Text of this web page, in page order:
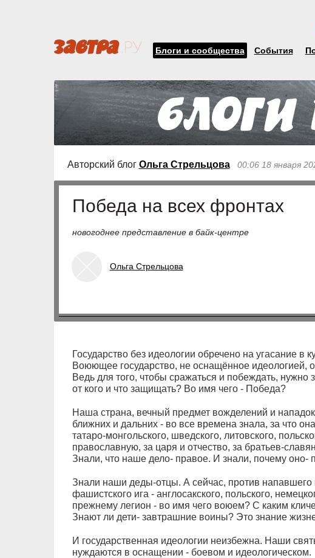
Блоги и сообщества События
Авторский блог Ольга Стрельцова 00:06 18 января
Победа на всех фронтах
новогоднее представление в байк-центре
Ольга Стрельцова
Государство без идеологии обречено на угасание в
Воюющее государство, не оснащённое идеологией,
Ведь для того, чтобы сражаться и побеждать, нужно
от кого и что защищать? Во имя чего - Победа?
Наша страна, вечный предмет вожделений и
ближних и дальних - во все времена знала, за что
татаро-монгольского, шведского, литовского,
православную, за царя и отчество, за братьев-
Знали, что наше дело- правое. И знали, почему оно-
Знали наши деды-отцы. А сейчас, против напавшего
фашистского ига - англосакского, польского,
прежнему легион - во имя чего воюем? С каким
Знают ли дети- завтрашние воины? Это знание
И государственная идеологии неизбежна. Наши
нуждаются в оснащении - боевом и идеологическом.